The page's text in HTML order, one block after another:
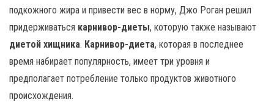
подкожного жира и привести вес в норму, Джо Роган решил
придерживаться карнивор-диеты, которую также называют
диетой хищника. Карнивор-диета, которая в последнее
время набирает популярность, имеет три уровня и
предполагает потребление только продуктов животного
происхождения.